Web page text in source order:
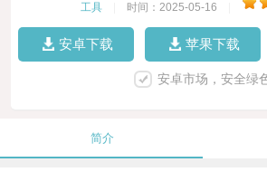
工具 时间：2025-05-16
安卓下载 苹果下载
安卓市场，安全绿
简介